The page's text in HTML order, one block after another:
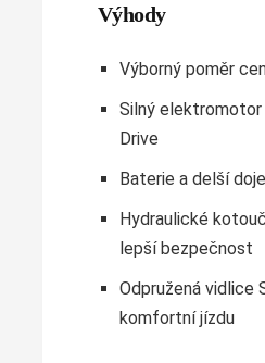
Výhody
Výborný poměr
Silný elektromotor
Drive
Baterie a delší
Hydraulické
lepší bezpečnost
Odpružená vidlice
komfortní jízdu